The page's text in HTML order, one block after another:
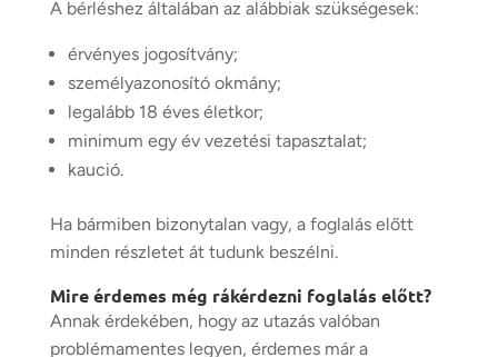
A bérléshez általában az alábbiak szükségesek:
érvényes jogosítvány;
személyazonosító okmány;
legalább 18 éves életkor;
minimum egy év vezetési tapasztalat;
kaució.
Ha bármiben bizonytalan vagy, a foglalás előtt
minden részletet át tudunk beszélni.
Mire érdemes még rákérdezni foglalás előtt?
Annak érdekében, hogy az utazás valóban
problémamentes legyen, érdemes már a